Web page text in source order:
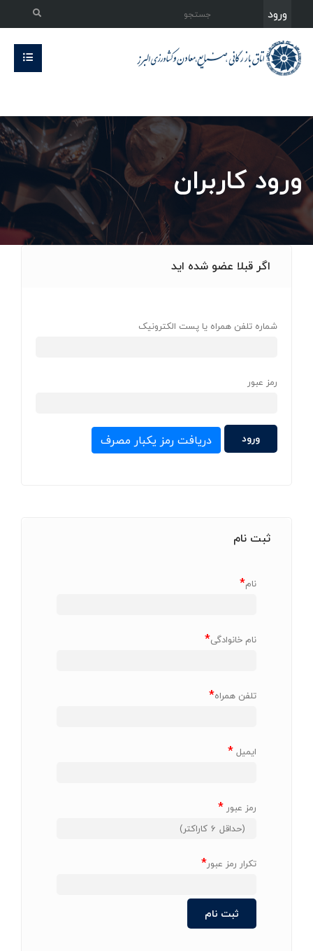
ورود
ورود کاربران
اگر قبلا عضو شده اید
شماره تلفن همراه یا پست الکترونیک
رمز عبور
دریافت رمز یکبار مصرف
ثبت نام
نام*
نام خانوادگی*
تلفن همراه*
ایمیل*
رمز عبور *
تکرار رمز عبور*